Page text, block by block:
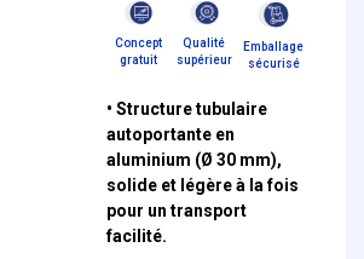
Concept
gratuit
Qualité
supérieur
Emballage
sécurisé
• Structure tubulaire
autoportante en
aluminium (Ø 30 mm),
solide et légère à la fois
pour un transport
facilité.